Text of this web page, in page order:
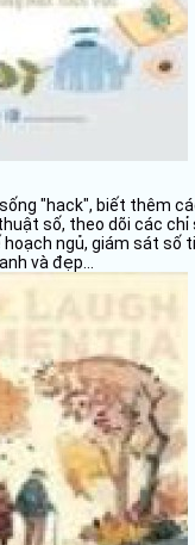
"hack", biết thêm
số, theo dõi các chỉ
hoạch ngủ, giám sát số
và đẹp...